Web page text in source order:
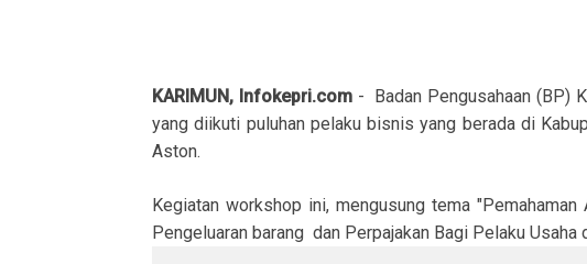
KARIMUN, Infokepri.com- Badan Pengusahaan (BP)
yang diikuti puluhan pelaku bisnis yang berada di
Aston.
Kegiatan workshop ini, mengusung tema
Pengeluaran barang dan Perpajakan Bagi Pelaku Usaha